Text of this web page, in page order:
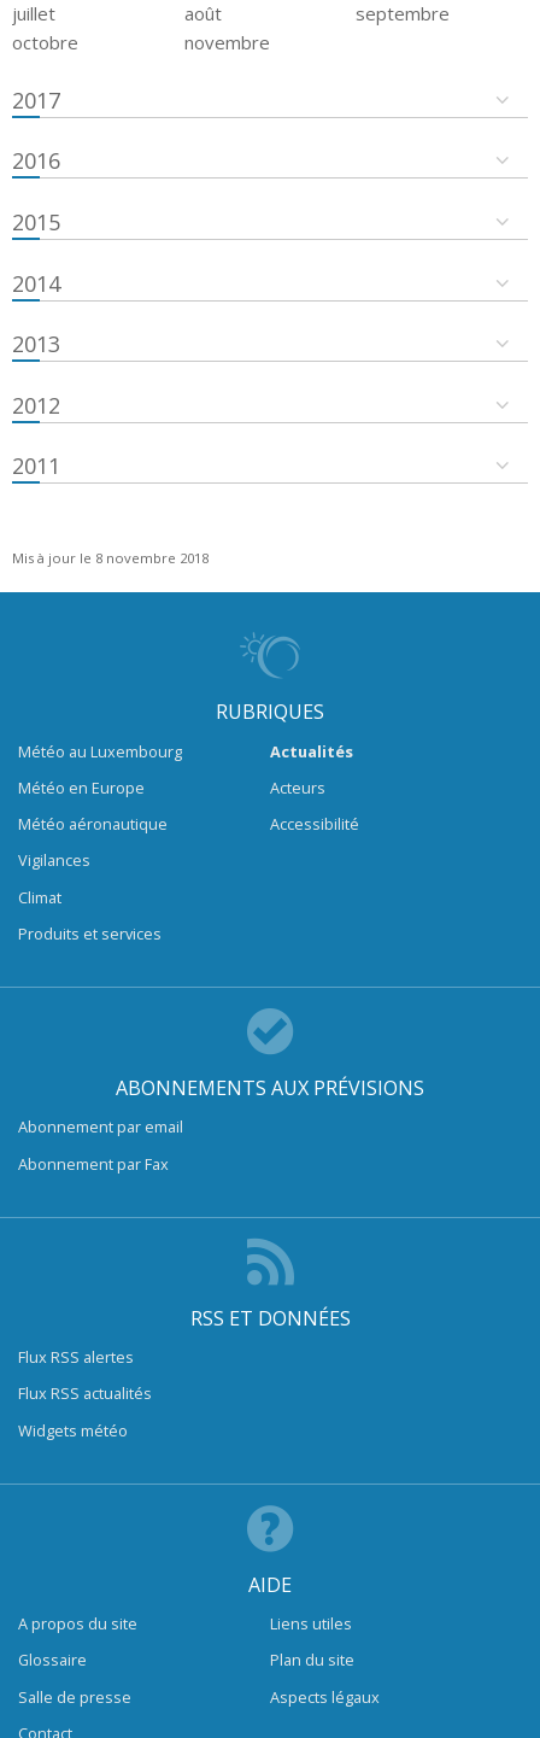
juillet
août
septembre
octobre
novembre
2017
2016
2015
2014
2013
2012
2011
Mis à jour le 8 novembre 2018
RUBRIQUES
Météo au Luxembourg
Météo en Europe
Météo aéronautique
Vigilances
Climat
Produits et services
Actualités
Acteurs
Accessibilité
ABONNEMENTS AUX PRÉVISIONS
Abonnement par email
Abonnement par Fax
RSS ET DONNÉES
Flux RSS alertes
Flux RSS actualités
Widgets météo
AIDE
A propos du site
Glossaire
Salle de presse
Contact
Liens utiles
Plan du site
Aspects légaux